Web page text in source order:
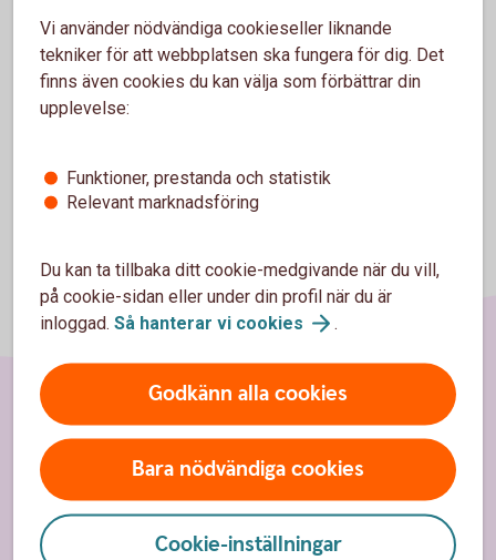
Privatrådgivare
0345-19692
Skicka e-post
Vi använder nödvändiga cookieseller liknande
tekniker för att webbplatsen ska fungera för dig. Det
finns även cookies du kan välja som förbättrar din
upplevelse:
Funktioner, prestanda och statistik
Relevant marknadsföring
Du kan ta tillbaka ditt cookie-medgivande när du vill,
på cookie-sidan eller under din profil när du är
inloggad. Så hanterar vi cookies .
Godkänn alla cookies
Bara nödvändiga cookies
Cookie-inställningar
Sidfot
Hitta snabbt
Kundservice
Spärrhjälp